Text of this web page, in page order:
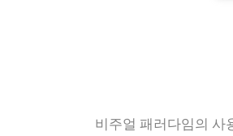
비주얼 패러다임의 사